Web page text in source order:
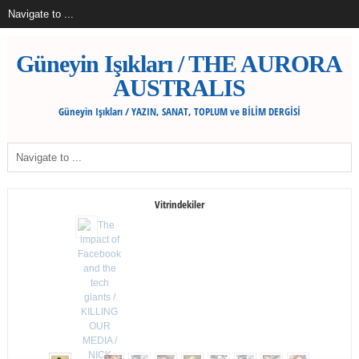
Güneyin Işıkları / THE AURORA
AUSTRALIS
Güneyin Işıkları / YAZIN, SANAT, TOPLUM ve BİLİM DERGİSİ
Vitrindekiler